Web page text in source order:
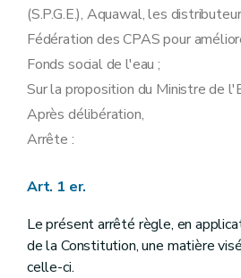
(S.P.G.E.), Aquawal, les
Fédération des CPAS pour
Fonds social de l'eau ;
Sur la proposition du Ministre de
Après délibération,
Arrête :
Art. 1 er.
Le présent arrêté règle, en
de la Constitution, une matière
celle-ci.